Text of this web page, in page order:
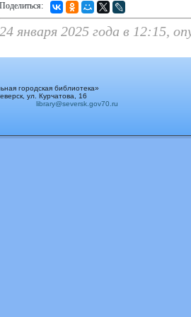
Поделиться:
24 января 2025 года в 12:15,
городская библиотека»
ул. Курчатова, 16
library@seversk.gov70.ru